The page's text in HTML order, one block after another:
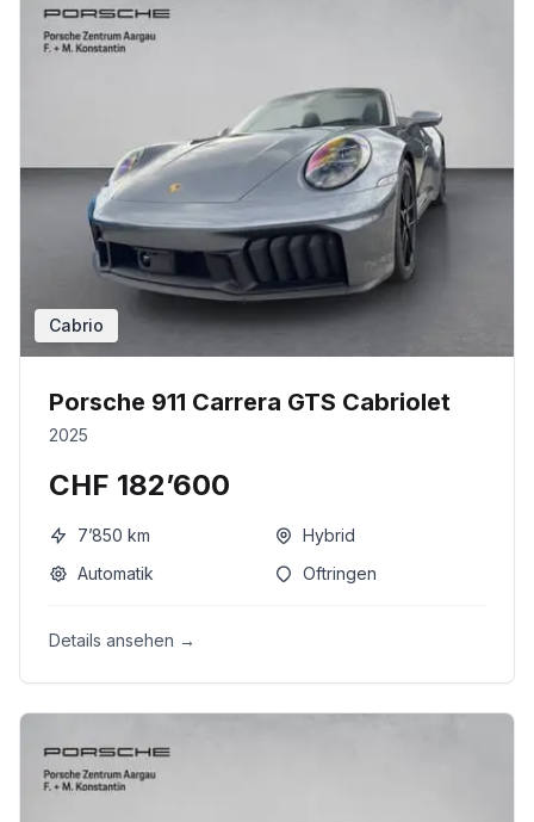
Cabrio
Porsche 911 Carrera GTS Cabriolet
2025
CHF 182’600
7’850 km
Hybrid
Automatik
Oftringen
Details ansehen →